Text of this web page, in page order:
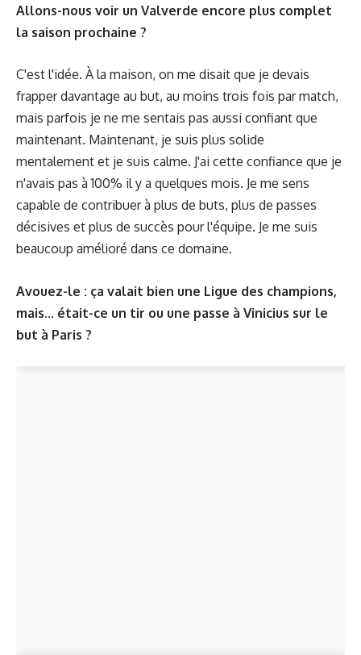
Allons-nous voir un Valverde encore plus complet
la saison prochaine ?
C'est l'idée. À la maison, on me disait que je devais
frapper davantage au but, au moins trois fois par match,
mais parfois je ne me sentais pas aussi confiant que
maintenant. Maintenant, je suis plus solide
mentalement et je suis calme. J'ai cette confiance que je
n'avais pas à 100% il y a quelques mois. Je me sens
capable de contribuer à plus de buts, plus de passes
décisives et plus de succès pour l'équipe. Je me suis
beaucoup amélioré dans ce domaine.
Avouez-le : ça valait bien une Ligue des champions,
mais... était-ce un tir ou une passe à Vinicius sur le
but à Paris ?